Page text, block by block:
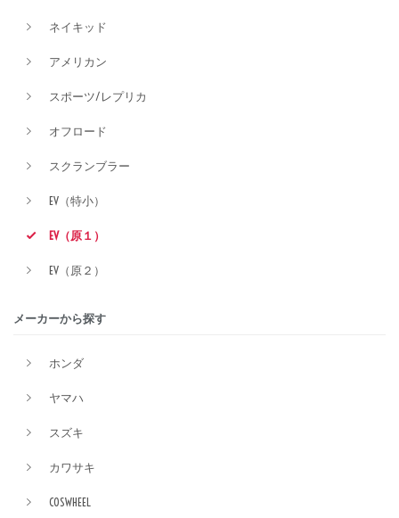
ネイキッド
アメリカン
スポーツ/レプリカ
オフロード
スクランブラー
EV（特小）
EV（原１）
EV（原２）
メーカーから探す
ホンダ
ヤマハ
スズキ
カワサキ
COSWHEEL
価格